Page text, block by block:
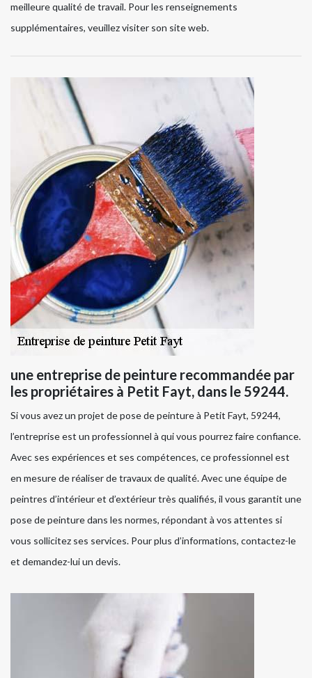
meilleure qualité de travail. Pour les renseignements
supplémentaires, veuillez visiter son site web.
une entreprise de peinture recommandée par
les propriétaires à Petit Fayt, dans le 59244.
Si vous avez un projet de pose de peinture à Petit Fayt, 59244,
l’entreprise est un professionnel à qui vous pourrez faire confiance.
Avec ses expériences et ses compétences, ce professionnel est
en mesure de réaliser de travaux de qualité. Avec une équipe de
peintres d’intérieur et d’extérieur très qualifiés, il vous garantit une
pose de peinture dans les normes, répondant à vos attentes si
vous sollicitez ses services. Pour plus d’informations, contactez-le
et demandez-lui un devis.